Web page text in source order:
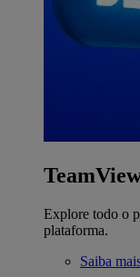
Explore todo o
plataforma.
Saiba